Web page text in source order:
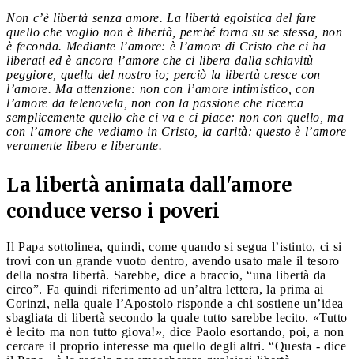
Non c’è libertà senza amore. La libertà egoistica del fare
quello che voglio non è libertà, perché torna su se stessa, non
è feconda. Mediante l’amore: è l’amore di Cristo che ci ha
liberati ed è ancora l’amore che ci libera dalla schiavitù
peggiore, quella del nostro io; perciò la libertà cresce con
l’amore. Ma attenzione: non con l’amore intimistico, con
l’amore da telenovela, non con la passione che ricerca
semplicemente quello che ci va e ci piace: non con quello, ma
con l’amore che vediamo in Cristo, la carità: questo è l’amore
veramente libero e liberante.
La libertà animata dall'amore
conduce verso i poveri
Il Papa sottolinea, quindi, come quando si segua l’istinto, ci si
trovi con un grande vuoto dentro, avendo usato male il tesoro
della nostra libertà. Sarebbe, dice a braccio, “una libertà da
circo”. Fa quindi riferimento ad un’altra lettera, la prima ai
Corinzi, nella quale l’Apostolo risponde a chi sostiene un’idea
sbagliata di libertà secondo la quale tutto sarebbe lecito. «Tutto
è lecito ma non tutto giova!», dice Paolo esortando, poi, a non
cercare il proprio interesse ma quello degli altri. “Questa - dice